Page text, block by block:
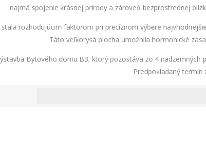
najmä spojenie krásnej prírody a zároveň bezprostrednej
rozhodujúcim faktorom pri precíznom výbere
Táto veľkorysá plocha umožnila hormonické
Bytového domu B3, ktorý pozostáva zo 4
Predpokladaný